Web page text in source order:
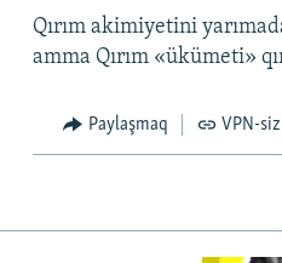
Qırım akimiyetini
amma Qırım «ükümeti»
Paylaşmaq VPN-